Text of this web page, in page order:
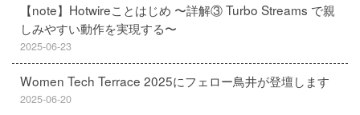
【note】Hotwireことはじめ 〜詳解③ Turbo Streams で親
しみやすい動作を実現する〜
2025-06-23
Women Tech Terrace 2025にフェロー鳥井が登壇します
2025-06-20